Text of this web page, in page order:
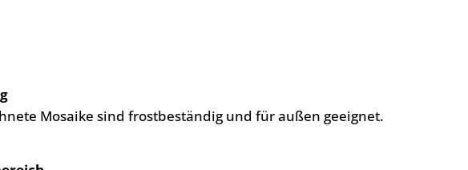
Mosaike sind frostbeständig und für außen geeignet.